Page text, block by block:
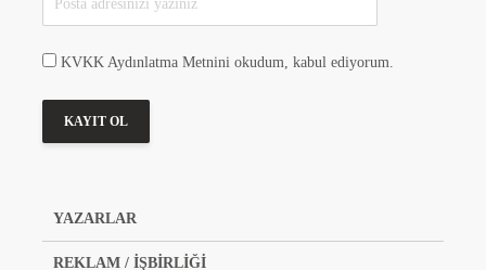
KVKK Aydınlatma Metnini okudum, kabul ediyorum.
YAZARLAR
REKLAM / İŞBİRLİĞİ